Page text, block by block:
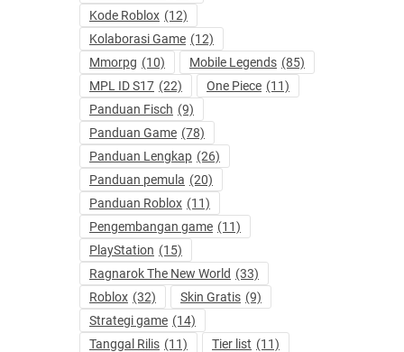
Kode Roblox (12)
Kolaborasi Game (12)
Mmorpg (10) Mobile Legends (85)
MPL ID S17 (22) One Piece (11)
Panduan Fisch (9)
Panduan Game (78)
Panduan Lengkap (26)
Panduan pemula (20)
Panduan Roblox (11)
Pengembangan game (11)
PlayStation (15)
Ragnarok The New World (33)
Roblox (32) Skin Gratis (9)
Strategi game (14)
Tanggal Rilis (11) Tier list (11)